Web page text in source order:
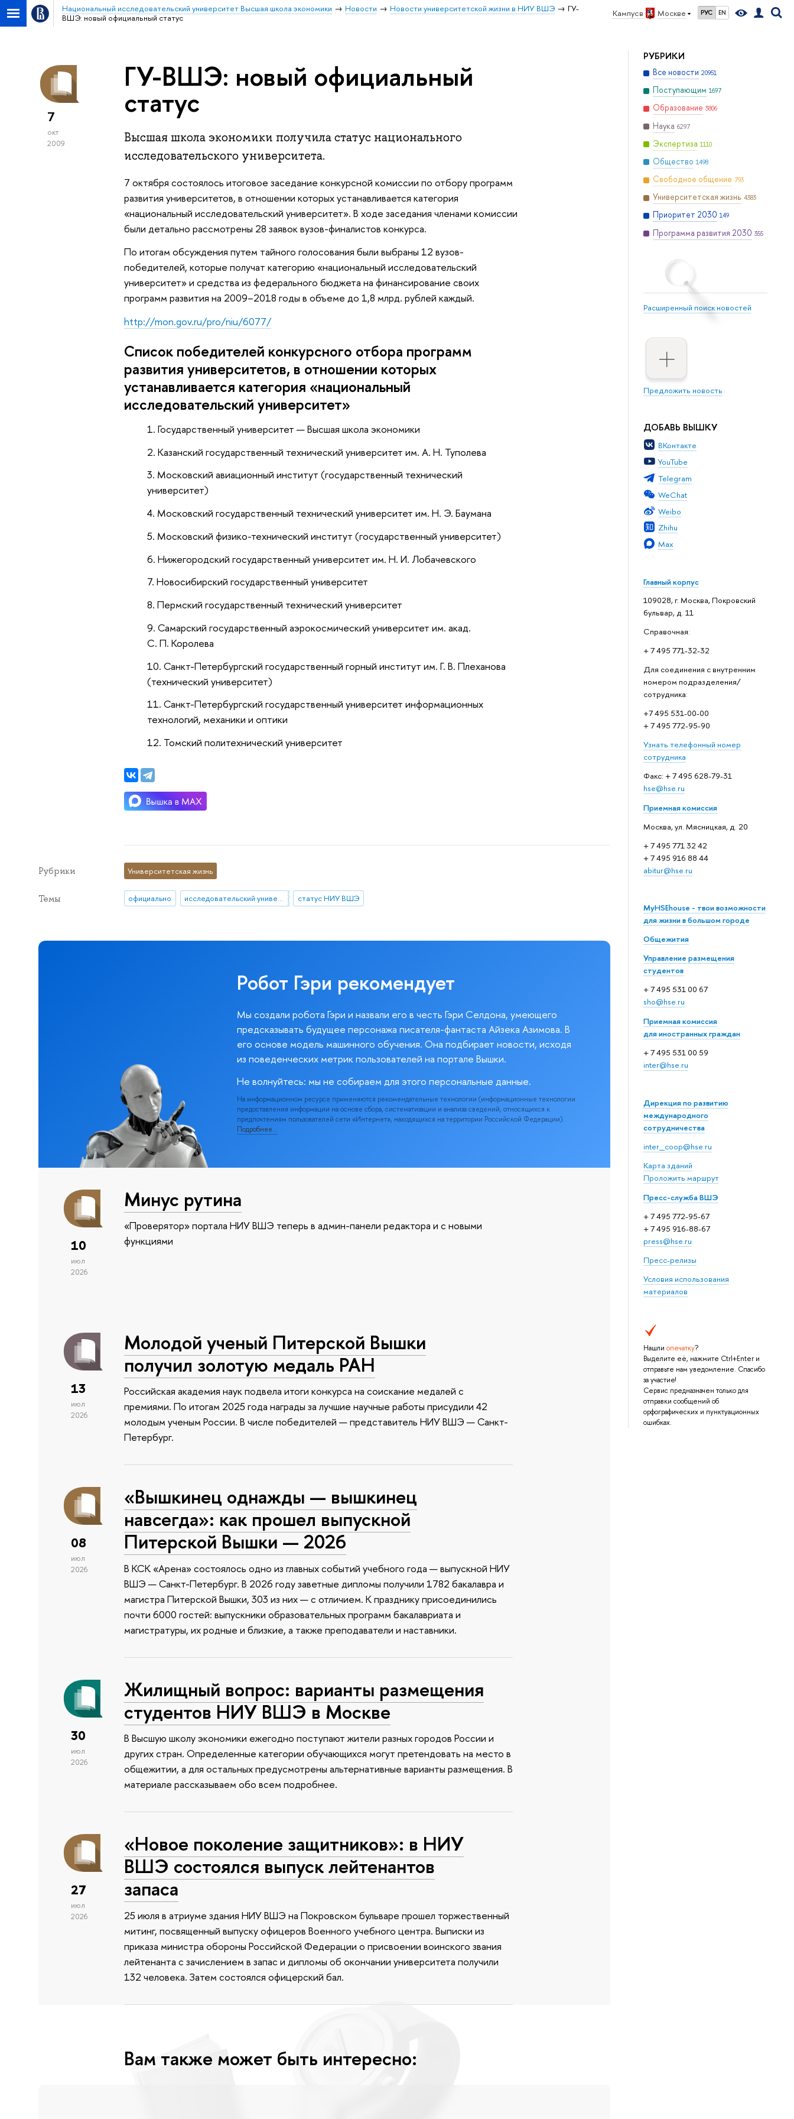
Кампус в Москве РУС EN
Национальный исследовательский университет Высшая школа экономики Новости Новости университетской жизни в НИУ ВШЭ
ГУ-
ВШЭ: новый официальный статус
РУБРИКИ
Все новости 20951
Поступающим 1697
Образование 3806
Наука 6297
Экспертиза 1110
Общество 1498
Свободное общение 793
Университетская жизнь 4383
Приоритет 2030 149
Программа развития 2030 355
Расширенный поиск новостей
Предложить новость
ДОБАВЬ ВЫШКУ
ВКонтакте
YouTube
Telegram
WeChat
Weibo
Zhihu
Max
Главный корпус
109028, г. Москва, Покровский
бульвар, д. 11
Справочная:
+ 7 495 771-32-32
Для соединения с внутренним
номером подразделения/
сотрудника:
+7 495 531-00-00
+ 7 495 772-95-90
Узнать телефонный номер
сотрудника
Факс: + 7 495 628-79-31
hse@hse.ru
Приемная комиссия
Москва, ул. Мясницкая, д. 20
+ 7 495 771 32 42
+ 7 495 916 88 44
abitur@hse.ru
MyHSEhouse - твои возможности
для жизни в большом городе
Общежития
Управление размещения
студентов
+ 7 495 531 00 67
sho@hse.ru
Приемная комиссия
для иностранных граждан
+ 7 495 531 00 59
inter@hse.ru
Дирекция по развитию
международного
сотрудничества
inter_coop@hse.ru
Карта зданий
Проложить маршрут
Пресс-служба ВШЭ
+ 7 495 772-95-67
+ 7 495 916-88-67
press@hse.ru
Пресс-релизы
Условия использования
материалов
Нашли опечатку?
Выделите её, нажмите Ctrl+Enter и
отправьте нам уведомление. Спасибо
за участие!
Сервис предназначен только для
отправки сообщений об
орфографических и пунктуационных
ошибках.
7
окт
2009
ГУ-ВШЭ: новый официальный
статус
Высшая школа экономики получила статус национального
исследовательского университета.
7 октября состоялось итоговое заседание конкурсной комиссии по отбору программ
развития университетов, в отношении которых устанавливается категория
«национальный исследовательский университет». В ходе заседания членами комиссии
были детально рассмотрены 28 заявок вузов-финалистов конкурса.
По итогам обсуждения путем тайного голосования были выбраны 12 вузов-
победителей, которые получат категорию «национальный исследовательский
университет» и средства из федерального бюджета на финансирование своих
программ развития на 2009–2018 годы в объеме до 1,8 млрд. рублей каждый.
http://mon.gov.ru/pro/niu/6077/
Список победителей конкурсного отбора программ
развития университетов, в отношении которых
устанавливается категория «национальный
исследовательский университет»
Государственный университет — Высшая школа экономики
Казанский государственный технический университет им. А. Н. Туполева
Московский авиационный институт (государственный технический
университет)
Московский государственный технический университет им. Н. Э. Баумана
Московский физико-технический институт (государственный университет)
Нижегородский государственный университет им. Н. И. Лобачевского
Новосибирский государственный университет
Пермский государственный технический университет
Самарский государственный аэрокосмический университет им. акад.
С. П. Королева
Санкт-Петербургский государственный горный институт им. Г. В. Плеханова
(технический университет)
Санкт-Петербургский государственный университет информационных
технологий, механики и оптики
Томский политехнический университет
Рубрики Университетская жизнь
Темы официально исследовательский университет статус НИУ ВШЭ
Робот Гэри рекомендует
Мы создали робота Гэри и назвали его в честь Гэри Селдона, умеющего
предсказывать будущее персонажа писателя-фантаста Айзека Азимова. В
его основе модель машинного обучения. Она подбирает новости, исходя
из поведенческих метрик пользователей на портале Вышки.
Не волнуйтесь: мы не собираем для этого персональные данные.
На информационном ресурсе применяются рекомендательные технологии (информационные технологии
предоставления информации на основе сбора, систематизации и анализа сведений, относящихся к
предпочтениям пользователей сети «Интернет», находящихся на территории Российской Федерации).
Подробнее…
10
июл
2026
Минус рутина
«Проверятор» портала НИУ ВШЭ теперь в админ-панели редактора и с новыми
функциями
13
июл
2026
Молодой ученый Питерской Вышки
получил золотую медаль РАН
Российская академия наук подвела итоги конкурса на соискание медалей с
премиями. По итогам 2025 года награды за лучшие научные работы присудили 42
молодым ученым России. В числе победителей — представитель НИУ ВШЭ — Санкт-
Петербург.
08
июл
2026
«Вышкинец однажды — вышкинец
навсегда»: как прошел выпускной
Питерской Вышки — 2026
В КСК «Арена» состоялось одно из главных событий учебного года — выпускной НИУ
ВШЭ — Санкт-Петербург. В 2026 году заветные дипломы получили 1782 бакалавра и
магистра Питерской Вышки, 303 из них — с отличием. К празднику присоединились
почти 6000 гостей: выпускники образовательных программ бакалавриата и
магистратуры, их родные и близкие, а также преподаватели и наставники.
30
июл
2026
Жилищный вопрос: варианты размещения
студентов НИУ ВШЭ в Москве
В Высшую школу экономики ежегодно поступают жители разных городов России и
других стран. Определенные категории обучающихся могут претендовать на место в
общежитии, а для остальных предусмотрены альтернативные варианты размещения. В
материале рассказываем обо всем подробнее.
27
июл
2026
«Новое поколение защитников»: в НИУ
ВШЭ состоялся выпуск лейтенантов
запаса
25 июля в атриуме здания НИУ ВШЭ на Покровском бульваре прошел торжественный
митинг, посвященный выпуску офицеров Военного учебного центра. Выписки из
приказа министра обороны Российской Федерации о присвоении воинского звания
лейтенанта с зачислением в запас и дипломы об окончании университета получили
132 человека. Затем состоялся офицерский бал.
Вам также может быть интересно: